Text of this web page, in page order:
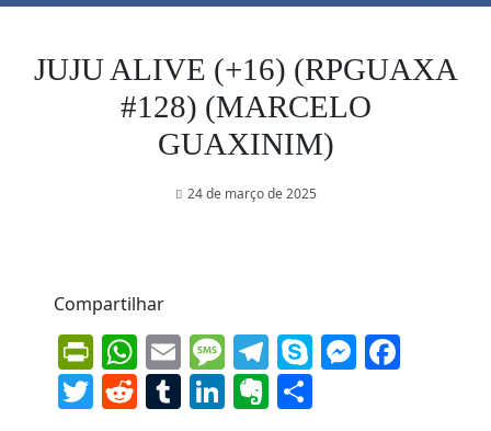
JUJU ALIVE (+16) (RPGUAXA
#128) (MARCELO
GUAXINIM)
24 de março de 2025
Compartilhar
PrintFriendly
WhatsApp
EmailMessage
Telegram
Skype
Twitter
Reddit
Tumblr
LinkedIn
Evernote